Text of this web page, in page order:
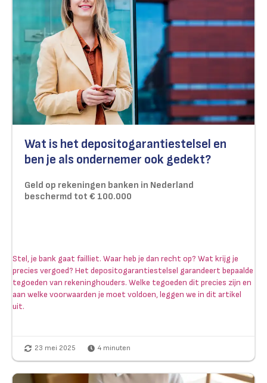
Wat is het depositogarantiestelsel en
ben je als ondernemer ook gedekt?
Geld op rekeningen banken in Nederland
beschermd tot € 100.000
Stel, je bank gaat failliet. Waar heb je dan recht op? Wat krijg je
precies vergoed? Het depositogarantiestelsel garandeert bepaalde
tegoeden van rekeninghouders. Welke tegoeden dit precies zijn en
aan welke voorwaarden je moet voldoen, leggen we in dit artikel
uit.
23 mei 2025 4 minuten